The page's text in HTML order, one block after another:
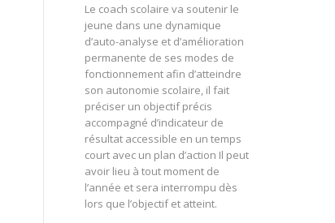
Le coach scolaire va soutenir le
jeune dans une dynamique
d’auto-analyse et d’amélioration
permanente de ses modes de
fonctionnement afin d’atteindre
son autonomie scolaire, il fait
préciser un objectif précis
accompagné d’indicateur de
résultat accessible en un temps
court avec un plan d’action Il peut
avoir lieu à tout moment de
l’année et sera interrompu dès
lors que l’objectif et atteint.